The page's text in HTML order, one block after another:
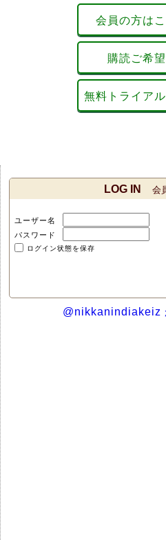
会員の方は
購読ご希
無料トライア
LOG IN 会
ユーザー名
パスワード
ログイン状態を保存
@nikkanindiakeiz